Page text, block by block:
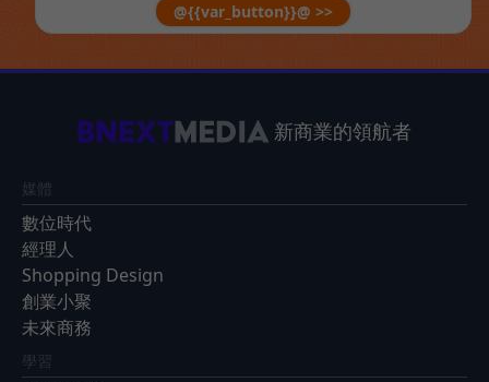
@{{var_button}}@ >>
新商業的領航者
媒體
數位時代
經理人
Shopping Design
創業小聚
未來商務
學習